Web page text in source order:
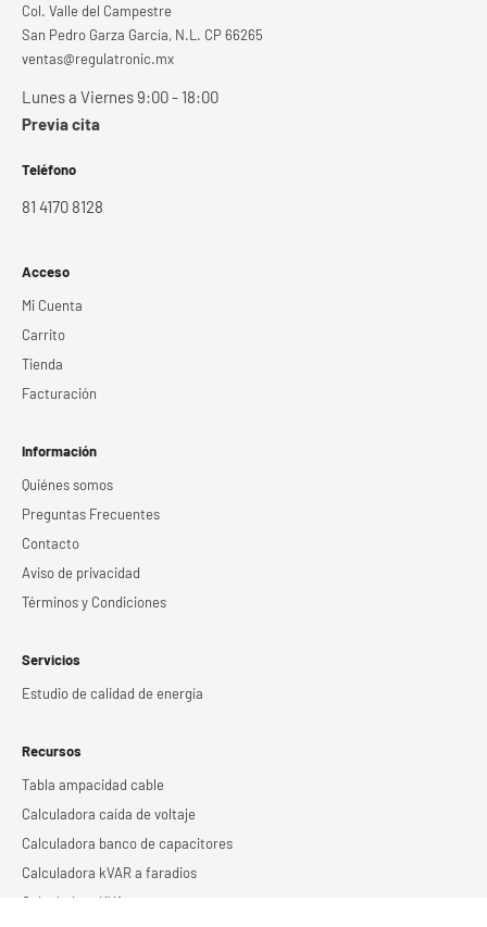
Col. Valle del Campestre
San Pedro Garza García, N.L. CP 66265
ventas@regulatronic.mx
Lunes a Viernes 9:00 - 18:00
Previa cita
Teléfono
81 4170 8128
Acceso
Mi Cuenta
Carrito
Tienda
Facturación
Información
Quiénes somos
Preguntas Frecuentes
Contacto
Aviso de privacidad
Términos y Condiciones
Servicios
Estudio de calidad de energía
Recursos
Tabla ampacidad cable
Calculadora caída de voltaje
Calculadora banco de capacitores
Calculadora kVAR a faradios
Calculadora KVA